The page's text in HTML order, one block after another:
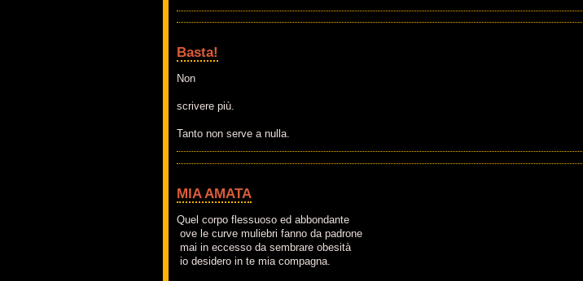
Basta!
Non
scrivere più.
Tanto non serve a nulla.
MIA AMATA
Quel corpo flessuoso ed abbondante
ove le curve muliebri fanno da padrone
mai in eccesso da sembrare obesità
io desidero in te mia compagna.